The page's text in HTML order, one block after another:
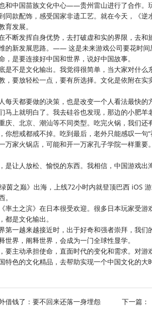
和中国苗族文化中心——贵州雷山进行了合作。
同款配饰，感受国家非遗工艺。就在今天，《
发展。
不断发挥自身优势，去打破虚和实的界限，去和
的新发展思路。—— 这是未来游戏公司要花时间
是要连接好中国和世界，说好中国故事。
是不是文化输出。我觉得很简单，当大家对什么
，要放轻松一点，要有所选择。文化是依附在
每天都要做的决策，也是改变一个人看法最快
马上就明白了。我去硅谷也发现，那边的小肥羊
庆、北京、潮汕等不同类型。吃完火锅，我们
想戒都戒不掉。吃到最后，老外只能感叹一句“
万家火锅店，可能和开一万家孔子学院一样重要
是让人放松、愉悦的东西。我相信，中国游戏
茵之巅》出海，上线72小时内就登顶巴西 iOS
率土之滨》在日本很受欢迎。很多日本玩家受
是文化输出。
第一越来越接近时，出于好奇和强者崇拜，我
界，阐释世界，会成为一门全球性显学。
要主动承担使命，直面时代的变化和需求。对
特色的文化精品，去帮助实现一个中国文化的大
借钱了：要不回来还落一身埋怨 下一篇：